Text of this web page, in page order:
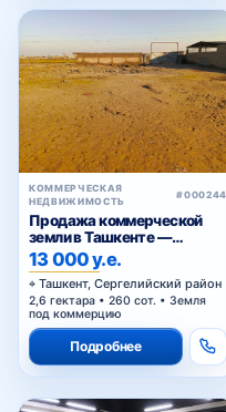
КОММЕРЧЕСКАЯ
НЕДВИЖИМОСТЬ
#000244
Продажа коммерческой
земли в Ташкенте —
участок промышленного
назначения 2,6 га в Янги-
Хаётском районе
13 000 у.е.
Ташкент, Сергелийский район
2,6 гектара • 260 сот. • Земля
под коммерцию
Подробнее